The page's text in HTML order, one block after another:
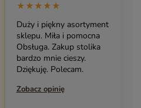
★★★★★
Bardzo solidny, piękny
mebel (biblioteczka).
Świetny kontakt z
pracownikami sklepu.
Polecam serdecznie.
Zobacz opinię